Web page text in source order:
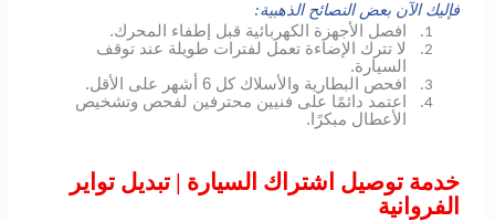
فإليك الآن بعض النصائح الذهبية:
1. افصل الأجهزة الكهربائية قبل إطفاء المحرك.
2.
لا تترك الإضاءة تعمل لفترات طويلة عند توقف
السيارة.
3. افحص البطارية والأسلاك كل 6 أشهر على الأقل.
4.
اعتمد دائمًا على فنيين محترفين لفحص وتشخيص
الأعطال مبكرًا.
خدمة توصيل اشتراك السيارة | تبديل تواير
الفروانية